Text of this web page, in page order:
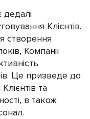
дедалі
Клієнтів.
створення
Компанії
Це призведе до
та
в також